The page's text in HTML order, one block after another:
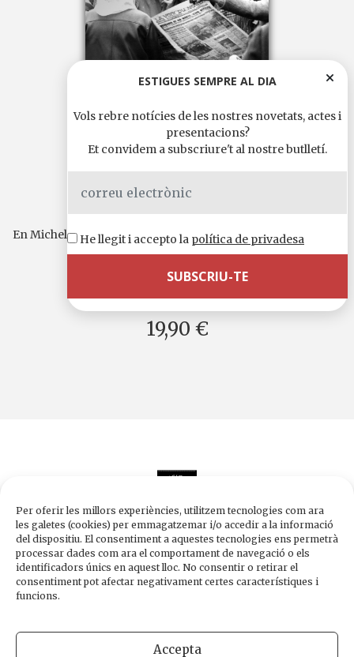
Per oferir les millors experiències, utilitzem tecnologies com ara
les galetes (cookies) per emmagatzemar i/o accedir a la informació
del dispositiu. El consentiment a aquestes tecnologies ens permetrà
processar dades com ara el comportament de navegació o els
identificadors únics en aquest lloc. No consentir o retirar el
consentiment pot afectar negativament certes característiques i
funcions.
Accepta
SORJ CHALANDON
El dia abans
Premi Libraires en Seine – 2018
En Michel volia ser miner com el seu germà gran, fins que el
27 de desembre de 1974 en Jojo...
Continua llegint
Llengua original:francès
19,90 €
Edicions de 1984
Carrer Trafalgar, 10, 2n-2a A
Fax 934 854 375
1984@edicions1984.cat
ESTIGUES SEMPRE AL DIA
Vols rebre notícies de les nostres novetats, actes i
presentacions?
Et convidem a subscriure't al nostre butlletí.
He llegit i accepto la política de privadesa